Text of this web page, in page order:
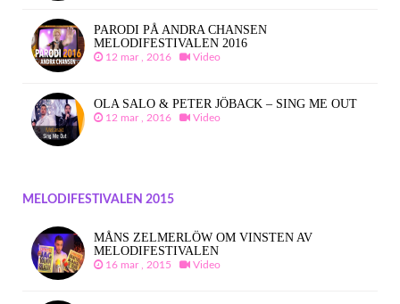
PARODI PÅ ANDRA CHANSEN
MELODIFESTIVALEN 2016
12 mar , 2016 Video
OLA SALO & PETER JÖBACK – SING ME OUT
12 mar , 2016 Video
MELODIFESTIVALEN 2015
MÅNS ZELMERLÖW OM VINSTEN AV
MELODIFESTIVALEN
16 mar , 2015 Video